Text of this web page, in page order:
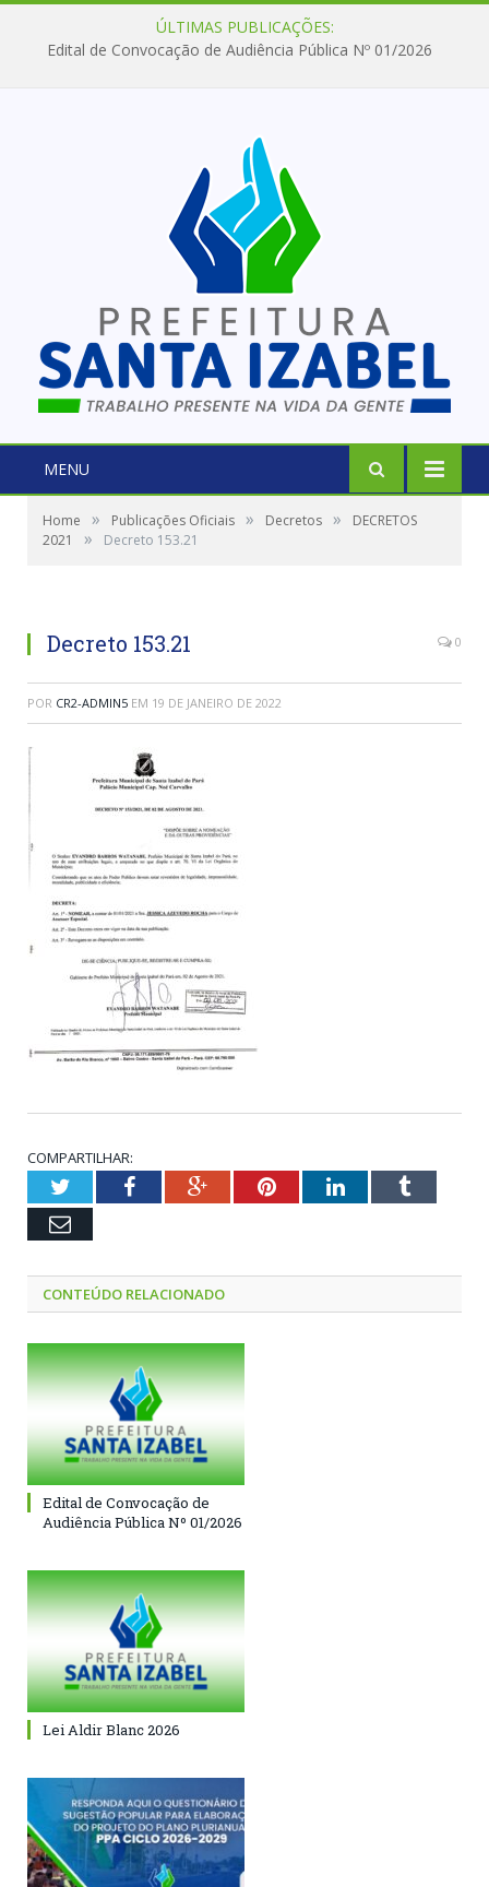
ÚLTIMAS PUBLICAÇÕES:
Edital de Convocação de Audiência Pública Nº 01/2026
MENU
Home » Publicações Oficiais » Decretos »
DECRETOS
2021
» Decreto 153.21
Decreto 153.21 0
POR CR2-ADMIN5 EM 19 DE JANEIRO DE 2022
COMPARTILHAR:
TwitterFacebookGoogle+PinterestLinkedInTumblr
Email
CONTEÚDO RELACIONADO
Edital de Convocação de
Audiência Pública Nº 01/2026
Lei Aldir Blanc 2026